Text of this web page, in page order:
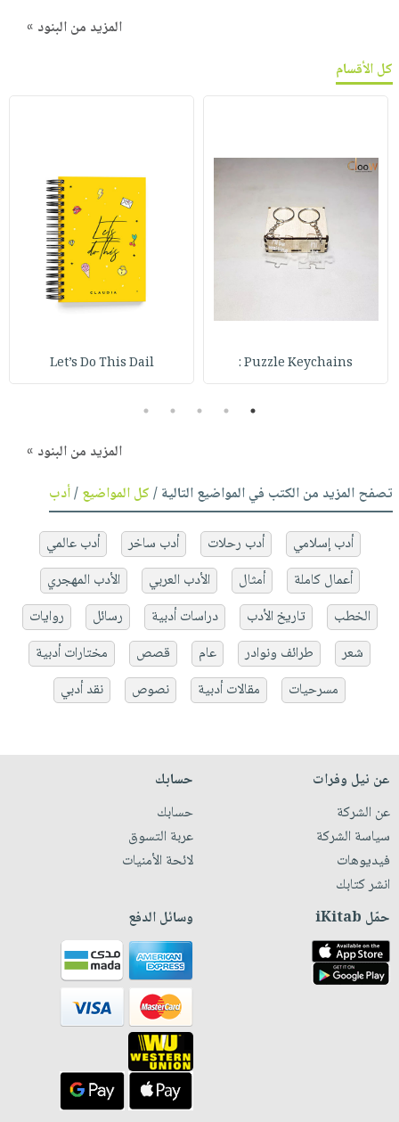
المزيد من البنود »
كل الأقسام
Puzzle Keychains :
Let’s Do This Dail
1
2
3
4
5
المزيد من البنود »
تصفح المزيد من الكتب في المواضيع التالية /كل المواضيع/أدب
أدب إسلامي أدب رحلات أدب ساخر
أدب عالمي
أعمال كاملة
أمثال الأدب العربي
الأدب المهجري
الخطب
تاريخ الأدب دراسات أدبية رسائل
روايات
شعر
طرائف ونوادر عام قصص
مختارات أدبية
مسرحيات
مقالات أدبية نصوص نقد أدبي
عن نيل وفرات
عن الشركة
سياسة الشركة
فيديوهات
انشر كتابك
حسابك
حسابك
عربة التسوق
لائحة الأمنيات
حمّل iKitab وسائل الدفع